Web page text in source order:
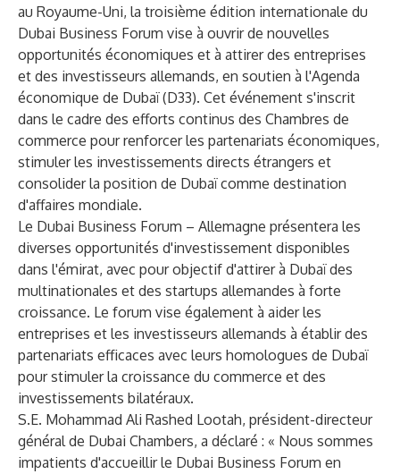
au Royaume-Uni, la troisième édition internationale du
Dubai Business Forum vise à ouvrir de nouvelles
opportunités économiques et à attirer des entreprises
et des investisseurs allemands, en soutien à l'Agenda
économique de Dubaï (D33). Cet événement s'inscrit
dans le cadre des efforts continus des Chambres de
commerce pour renforcer les partenariats économiques,
stimuler les investissements directs étrangers et
consolider la position de Dubaï comme destination
d'affaires mondiale.
Le Dubai Business Forum – Allemagne présentera les
diverses opportunités d'investissement disponibles
dans l'émirat, avec pour objectif d'attirer à Dubaï des
multinationales et des startups allemandes à forte
croissance. Le forum vise également à aider les
entreprises et les investisseurs allemands à établir des
partenariats efficaces avec leurs homologues de Dubaï
pour stimuler la croissance du commerce et des
investissements bilatéraux.
S.E. Mohammad Ali Rashed Lootah, président-directeur
général de Dubai Chambers, a déclaré : « Nous sommes
impatients d'accueillir le Dubai Business Forum en